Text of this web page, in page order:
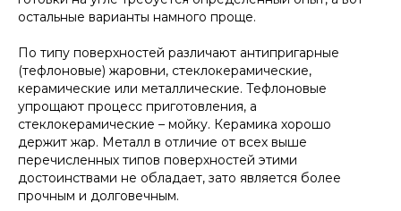
остальные варианты намного проще.
По типу поверхностей различают антипригарные
(тефлоновые) жаровни, стеклокерамические,
керамические или металлические. Тефлоновые
упрощают процесс приготовления, а
стеклокерамические – мойку. Керамика хорошо
держит жар. Металл в отличие от всех выше
перечисленных типов поверхностей этими
достоинствами не обладает, зато является более
прочным и долговечным.